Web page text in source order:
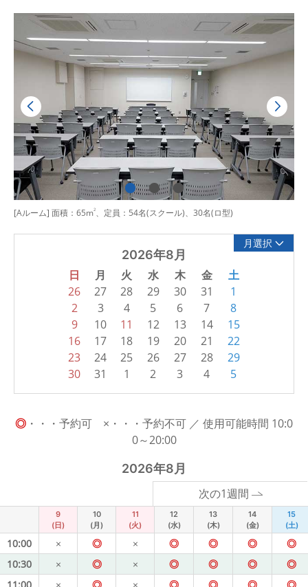
[Aルーム] 面積：65m2、定員：54名(スクール)、30名(ロ型)
月選択
2026年8月
日 月 火 水 木 金 土
26 27 28 29 30 31
1
2
3 4 5 6 7
8
9
10 11 12 13 14
15
16
17 18 19 20 21
22
23
24 25 26 27 28
29
30
31 1 2 3 4 5
◎ ・・・予約可 ×・・・予約不可 ／ 使用可能時間 10:0
0～20:00
2026年8月
次の1週間
9
(日)
10
(月)
11
(火)
12
(水)
13
(木)
14
(金)
15
(土)
10:00 × ◎ × ◎ ◎ ◎
◎
10:30
× ◎ × ◎ ◎ ◎
◎